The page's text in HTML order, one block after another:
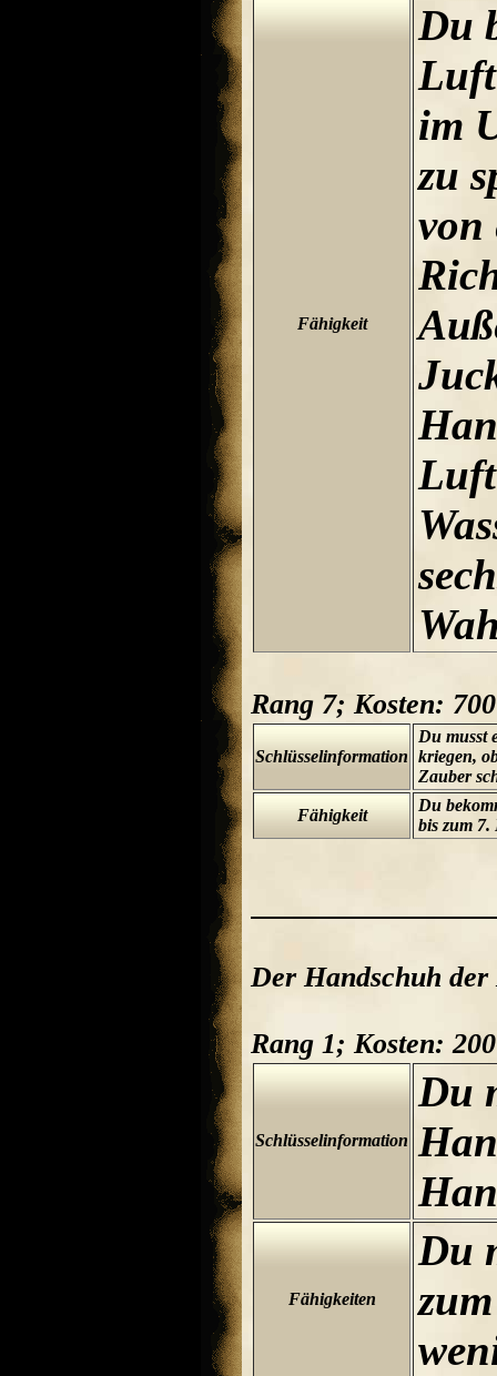
Fähigkeit
Du
im
zu
von
Rang 7; Kosten:
Schlüsselinformation
Du musst
kriegen,
Zauber
Fähigkeit
Du
bis zum 7.
Der Handschuh
Rang 1; Kosten:
Schlüsselinformation
Du
Fähigkeiten
Du